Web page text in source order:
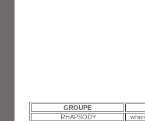
GROUPE
RHAPSODY